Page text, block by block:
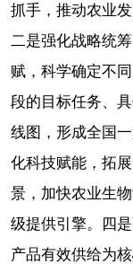
抓手，推动农业
二是强化战略统
赋，科学确定不
段的目标任务、
线图，形成全国
化科技赋能，拓
景，加快农业生
级提供引擎。四
产品有效供给为